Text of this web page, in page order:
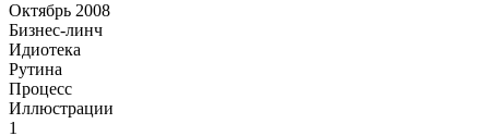
Октябрь 2008
Бизнес-линч
Идиотека
Рутина
Процесс
Иллюстрации
1